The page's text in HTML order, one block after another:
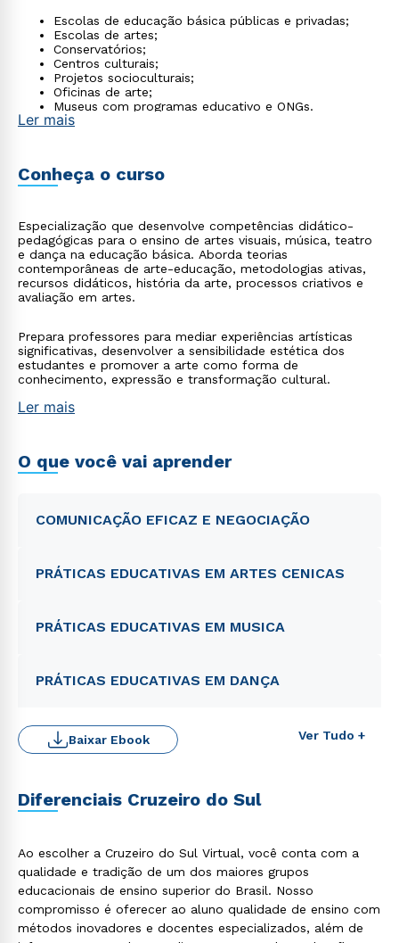
Escolas de educação básica públicas e privadas;
Escolas de artes;
Conservatórios;
Centros culturais;
Projetos socioculturais;
Oficinas de arte;
Museus com programas educativo e ONGs.
Ler mais
Conheça o curso
Especialização que desenvolve competências didático-
pedagógicas para o ensino de artes visuais, música, teatro
e dança na educação básica. Aborda teorias
contemporâneas de arte-educação, metodologias ativas,
recursos didáticos, história da arte, processos criativos e
avaliação em artes.
Prepara professores para mediar experiências artísticas
significativas, desenvolver a sensibilidade estética dos
estudantes e promover a arte como forma de
conhecimento, expressão e transformação cultural.
Ler mais
O que você vai aprender
COMUNICAÇÃO EFICAZ E NEGOCIAÇÃO
PRÁTICAS EDUCATIVAS EM ARTES CENICAS
PRÁTICAS EDUCATIVAS EM MUSICA
PRÁTICAS EDUCATIVAS EM DANÇA
Ver Tudo +
Baixar Ebook
Diferenciais Cruzeiro do Sul
Ao escolher a Cruzeiro do Sul Virtual, você conta com a
qualidade e tradição de um dos maiores grupos
educacionais de ensino superior do Brasil. Nosso
compromisso é oferecer ao aluno qualidade de ensino com
métodos inovadores e docentes especializados, além de
Rápido e fácil
WhatsApp
ou